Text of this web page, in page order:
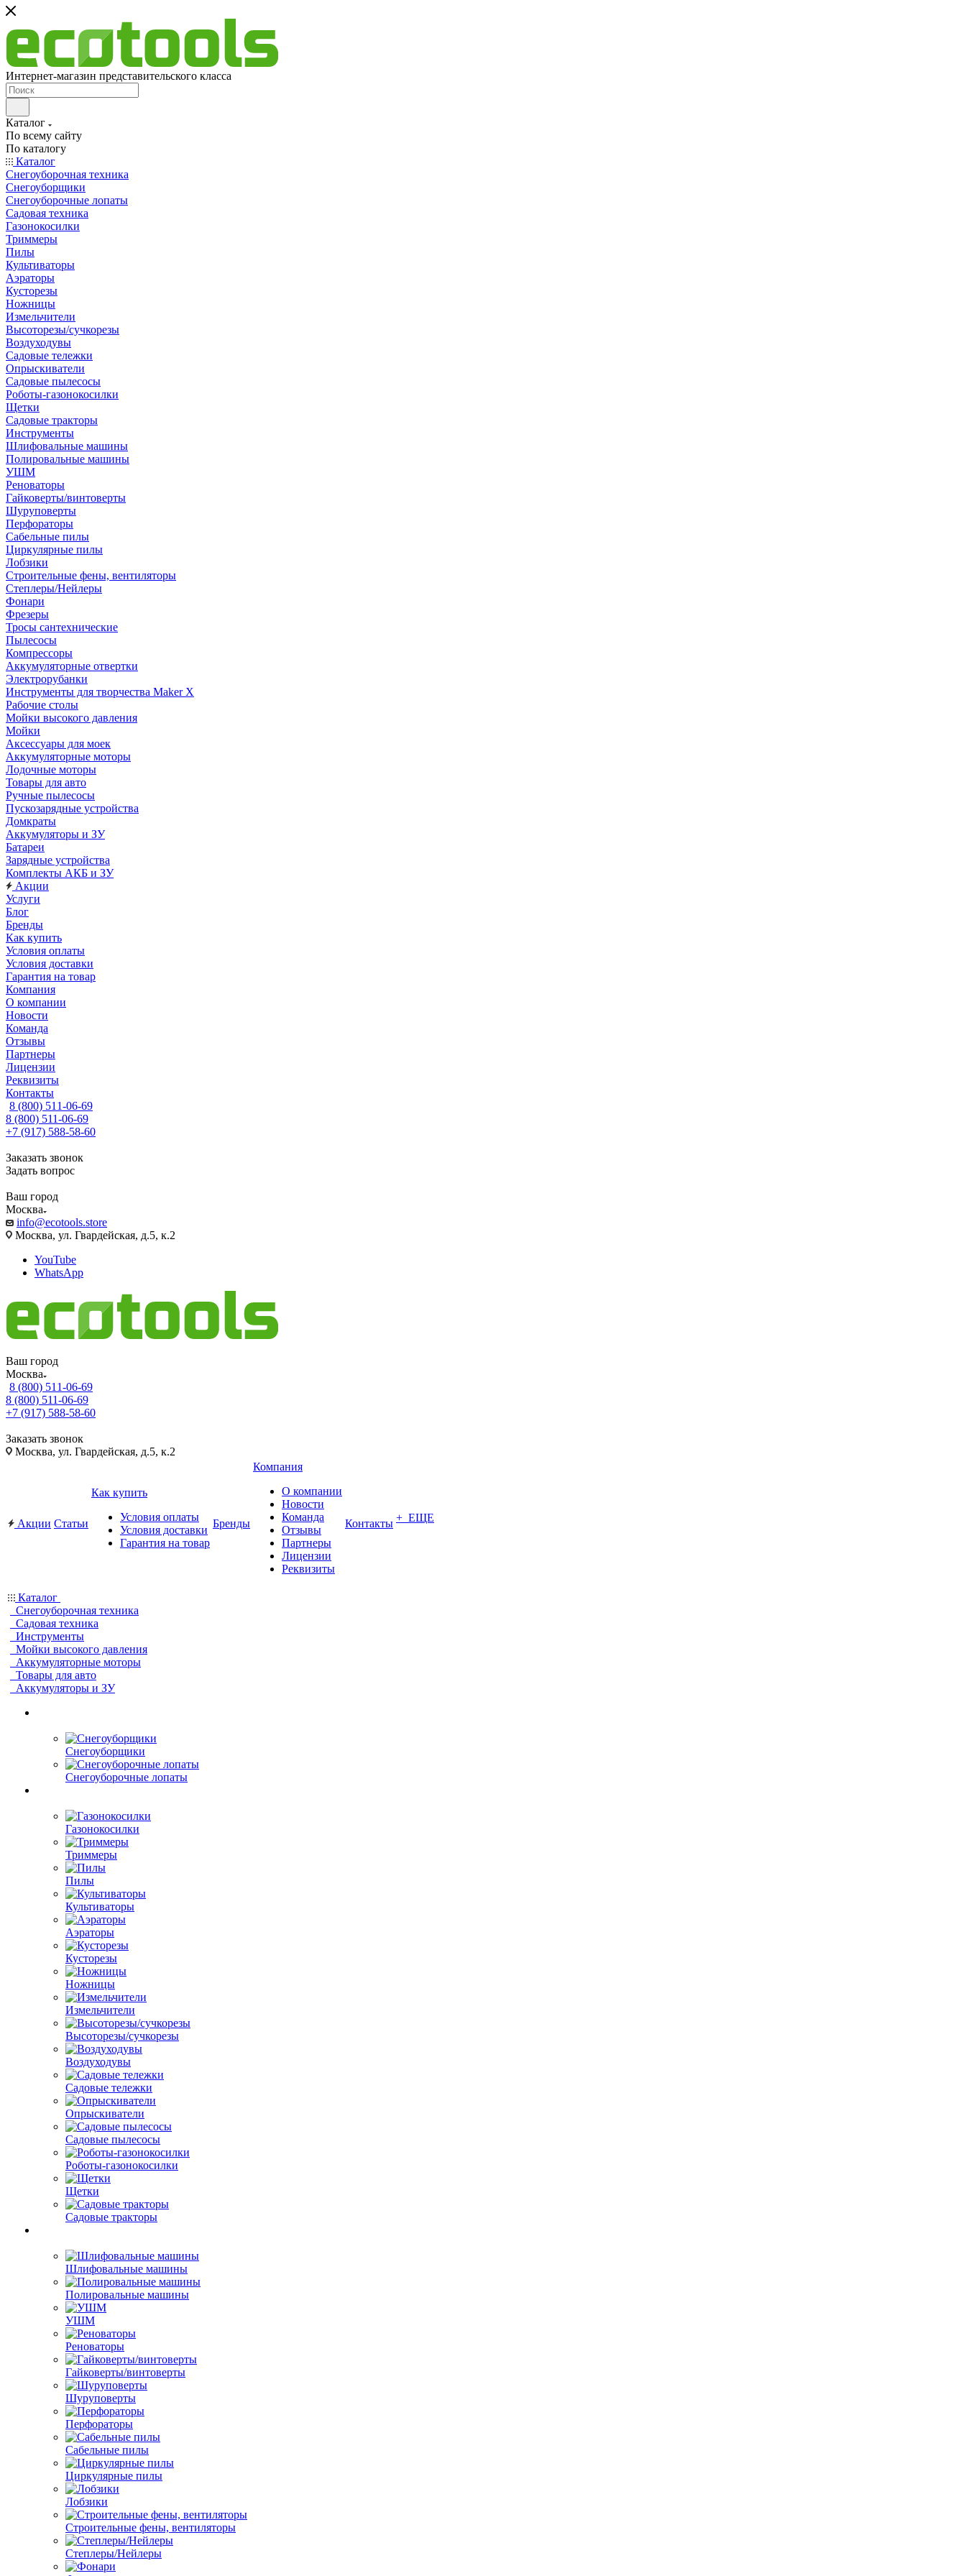
Интернет-магазин представительского класса
Каталог
По всему сайту
По каталогу
Каталог
Снегоуборочная техника
Снегоуборщики
Снегоуборочные лопаты
Садовая техника
Газонокосилки
Триммеры
Пилы
Культиваторы
Аэраторы
Кусторезы
Ножницы
Измельчители
Высоторезы/сучкорезы
Воздуходувы
Садовые тележки
Опрыскиватели
Садовые пылесосы
Роботы-газонокосилки
Щетки
Садовые тракторы
Инструменты
Шлифовальные машины
Полировальные машины
УШМ
Реноваторы
Гайковерты/винтоверты
Шуруповерты
Перфораторы
Сабельные пилы
Циркулярные пилы
Лобзики
Строительные фены, вентиляторы
Степлеры/Нейлеры
Фонари
Фрезеры
Тросы сантехнические
Пылесосы
Компрессоры
Аккумуляторные отвертки
Электрорубанки
Инструменты для творчества Maker X
Рабочие столы
Мойки высокого давления
Мойки
Аксессуары для моек
Аккумуляторные моторы
Лодочные моторы
Товары для авто
Ручные пылесосы
Пускозарядные устройства
Домкраты
Аккумуляторы и ЗУ
Батареи
Зарядные устройства
Комплекты АКБ и ЗУ
Акции
Услуги
Блог
Бренды
Как купить
Условия оплаты
Условия доставки
Гарантия на товар
Компания
О компании
Новости
Команда
Отзывы
Партнеры
Лицензии
Реквизиты
Контакты
8 (800) 511-06-69
8 (800) 511-06-69
+7 (917) 588-58-60
Заказать звонок
Задать вопрос
Ваш город
Москва
info@ecotools.store
Москва, ул. Гвардейская, д.5, к.2
YouTube
WhatsApp
Ваш город
Москва
8 (800) 511-06-69
8 (800) 511-06-69
+7 (917) 588-58-60
Заказать звонок
Москва, ул. Гвардейская, д.5, к.2
Акции Статьи
Как купить
Условия оплаты
Условия доставки
Гарантия на товар
Бренды
Компания
О компании
Новости
Команда
Отзывы
Партнеры
Лицензии
Реквизиты
Контакты + ЕЩЕ
Каталог
Снегоуборочная техника
Садовая техника
Инструменты
Мойки высокого давления
Аккумуляторные моторы
Товары для авто
Аккумуляторы и ЗУ
Снегоуборщики
Снегоуборочные лопаты
Газонокосилки
Триммеры
Пилы
Культиваторы
Аэраторы
Кусторезы
Ножницы
Измельчители
Высоторезы/сучкорезы
Воздуходувы
Садовые тележки
Опрыскиватели
Садовые пылесосы
Роботы-газонокосилки
Щетки
Садовые тракторы
Шлифовальные машины
Полировальные машины
УШМ
Реноваторы
Гайковерты/винтоверты
Шуруповерты
Перфораторы
Сабельные пилы
Циркулярные пилы
Лобзики
Строительные фены, вентиляторы
Степлеры/Нейлеры